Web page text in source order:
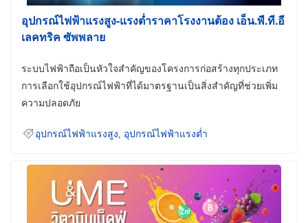
อุปกรณ์ไฟฟ้าแรงสูง-แรงต่ำราคาโรงงานต้อง เอ็น.พี.ที.อี
เลคทริค ซัพพลาย
ระบบไฟฟ้าถือเป็นหัวใจสำคัญของโครงการก่อสร้างทุกประเภท
การเลือกใช้อุปกรณ์ไฟฟ้าที่ได้มาตรฐานเป็นสิ่งสำคัญที่ช่วยเพิ่ม
ความปลอดภัย
อุปกรณ์ไฟฟ้าแรงสูง อุปกรณ์ไฟฟ้าแรงต่ำ